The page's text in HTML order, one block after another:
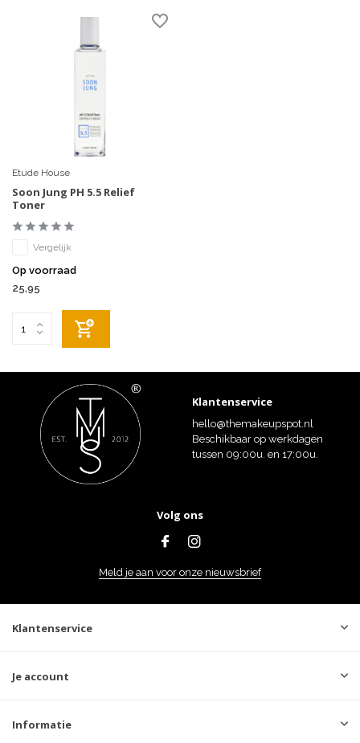
Etude House
Soon Jung PH 5.5 Relief
Toner
Vergelijk
Op voorraad
25,95
Klantenservice
hello@themakeupspot.nl
Beschikbaar op werkdagen
tussen 09:00u. en 17:00u.
Volg ons
Meld je aan voor onze nieuwsbrief
Klantenservice
Je account
Informatie